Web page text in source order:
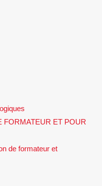
FORMATEUR ET POUR
de formateur et